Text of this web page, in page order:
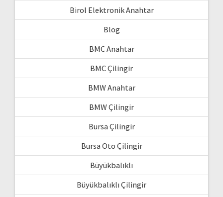
Birol Elektronik Anahtar
Blog
BMC Anahtar
BMC Çilingir
BMW Anahtar
BMW Çilingir
Bursa Çilingir
Bursa Oto Çilingir
Büyükbalıklı
Büyükbalıklı Çilingir